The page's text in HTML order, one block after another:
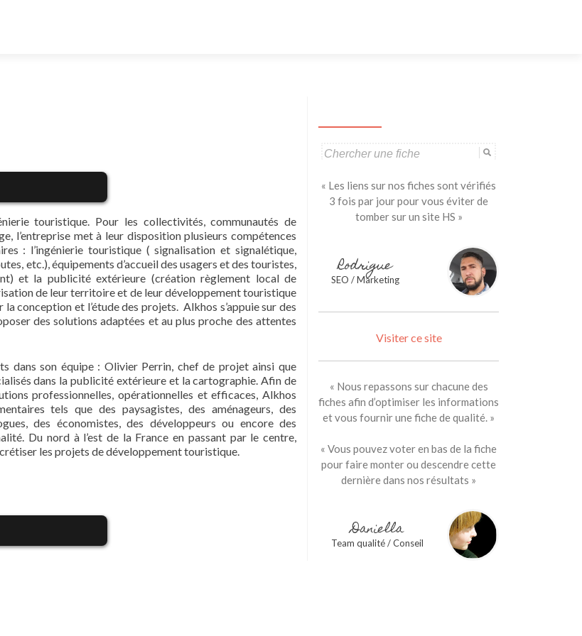
touristique. Pour les collectivités, communautés de
l’entreprise met à leur disposition plusieurs compétences
: l’ingénierie touristique ( signalisation et signalétique,
etc.), équipements d’accueil des usagers et des touristes,
et la publicité extérieure (création règlement local de
de leur territoire et de leur développement touristique
conception et l’étude des projets. Alkhos s’appuie sur des
des solutions adaptées et au plus proche des attentes
dans son équipe : Olivier Perrin, chef de projet ainsi que
dans la publicité extérieure et la cartographie. Afin de
professionnelles, opérationnelles et efficaces, Alkhos
tels que des paysagistes, des aménageurs, des
des économistes, des développeurs ou encore des
Du nord à l’est de la France en passant par le centre,
les projets de développement touristique.
Search
« Les liens sur nos fiches sont vérifiés
3 fois par jour pour vous éviter de
tomber sur un site HS »
Rodrigue
SEO / Marketing
Visiter ce site
« Nous repassons sur chacune des
fiches afin d’optimiser les informations
et vous fournir une fiche de qualité. »
« Vous pouvez voter en bas de la fiche
pour faire monter ou descendre cette
dernière dans nos résultats »
Daniella
Team qualité / Conseil